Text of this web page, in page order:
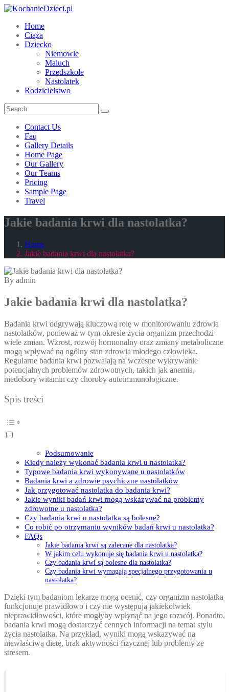
Home
Ciąża
Dziecko
Niemowle
Maluch
Przedszkole
Nastolatek
Rodzicielstwo
Contact Us
Faq
Gallery Details
Home Page
Our Gallery
Our Teams
Pricing
Sample Page
Travel
Jakie badania krwi dla nastolatka?
Home
Jakie badania krwi dla nastolatka?
By admin
Jakie badania krwi dla nastolatka?
Badania krwi odgrywają kluczową rolę w monitorowaniu zdrowia
nastolatków, ponieważ w tym okresie życia organizm przechodzi
wiele zmian. Wzrost, rozwój hormonalny oraz zmiany metaboliczne
mogą wpływać na ogólny stan zdrowia młodego człowieka.
Regularne badania krwi pozwalają na wczesne wykrywanie
potencjalnych problemów zdrowotnych, takich jak anemia,
niedobory witamin czy choroby autoimmunologiczne.
Spis treści
Podsumowanie
Kiedy należy wykonać badania krwi u nastolatka?
Typowe badania krwi wykonywane u nastolatków
Badania krwi a zdrowie psychiczne nastolatków
Jak przygotować nastolatka do badania krwi?
Jakie wyniki badań krwi mogą wskazywać na problemy
zdrowotne u nastolatka?
Czy badania krwi u nastolatka są bolesne?
Co robić po otrzymaniu wyników badań krwi u nastolatka?
FAQs
Jakie badania krwi są zalecane dla nastolatka?
W jakim celu wykonuje się badania krwi u nastolatka?
Czy badania krwi są bolesne dla nastolatka?
Czy badania krwi wymagają specjalnego przygotowania u
nastolatka?
Dzięki tym badaniom lekarze mogą ocenić, czy organizm nastolatka
funkcjonuje prawidłowo i czy nie występują jakiekolwiek
nieprawidłowości, które mogłyby wpłynąć na jego rozwój. Ponadto,
badania krwi mogą dostarczyć cennych informacji na temat stylu
życia nastolatka. Na przykład, wyniki mogą wskazywać na
niewłaściwą dietę, brak aktywności fizycznej lub problemy ze
stresem.